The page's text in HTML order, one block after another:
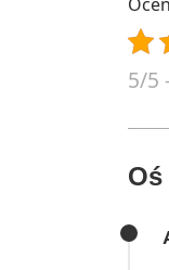
5/5